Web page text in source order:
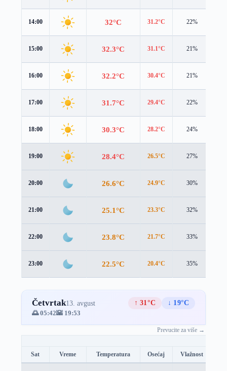
14:00 32°C 31.2°C 22%
15:00 32.3°C 31.1°C 21%
16:00 32.2°C 30.4°C 21%
17:00 31.7°C 29.4°C 22%
18:00 30.3°C 28.2°C 24%
19:00 28.4°C 26.5°C 27%
20:00 26.6°C 24.9°C 30%
21:00 25.1°C 23.3°C 32%
22:00 23.8°C 21.7°C 33%
23:00 22.5°C 20.4°C 35%
Četvrtak13. avgust ↑ 31°C
↓ 19°C
🌅 05:42🌇 19:53
Prevucite za više →
Sat Vreme Temperatura Osećaj Vlažnost